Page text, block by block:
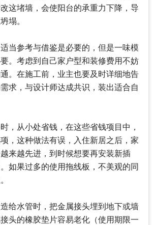
这堵墙，会使阳台的承重力下降，导
塌。
当参考与借鉴是必要的，但是一味模
。考虑到自己家户型和装修费用不妨
。在施工前，业主也要及时详细地告
求，与设计师达成共识，装出适合自
，从小处省钱，在这些省钱项目中，
，这种做法有误，入住新居之后，家
来越先进，到时候想要再安装新插
如果过多的使用拖线板，不美观的同
给水管时，把金属接头埋到地下或墙
头的橡胶垫片容易老化（使用期限一